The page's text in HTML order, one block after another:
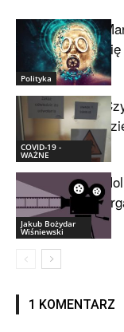
Polityka
się
COVID-19 -
WAŻNE
Jakub Bożydar
Wiśniewski
1 KOMENTARZ